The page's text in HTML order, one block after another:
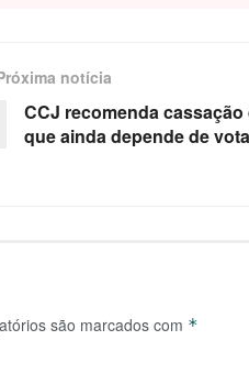
notícia
CCJ recomenda cassação
que ainda depende de
são marcados com *